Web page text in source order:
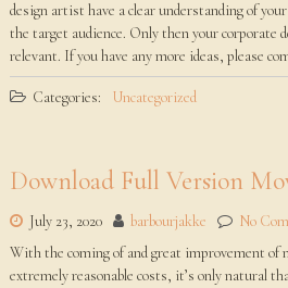
design artist have a clear understanding of
the target audience. Only then your corporate
relevant. If you have any more ideas, please
Categories: Uncategorized
Download Full Version
July 23, 2020 barbourjakke
No
With the coming of and great improvement of
extremely reasonable costs, it’s only natural